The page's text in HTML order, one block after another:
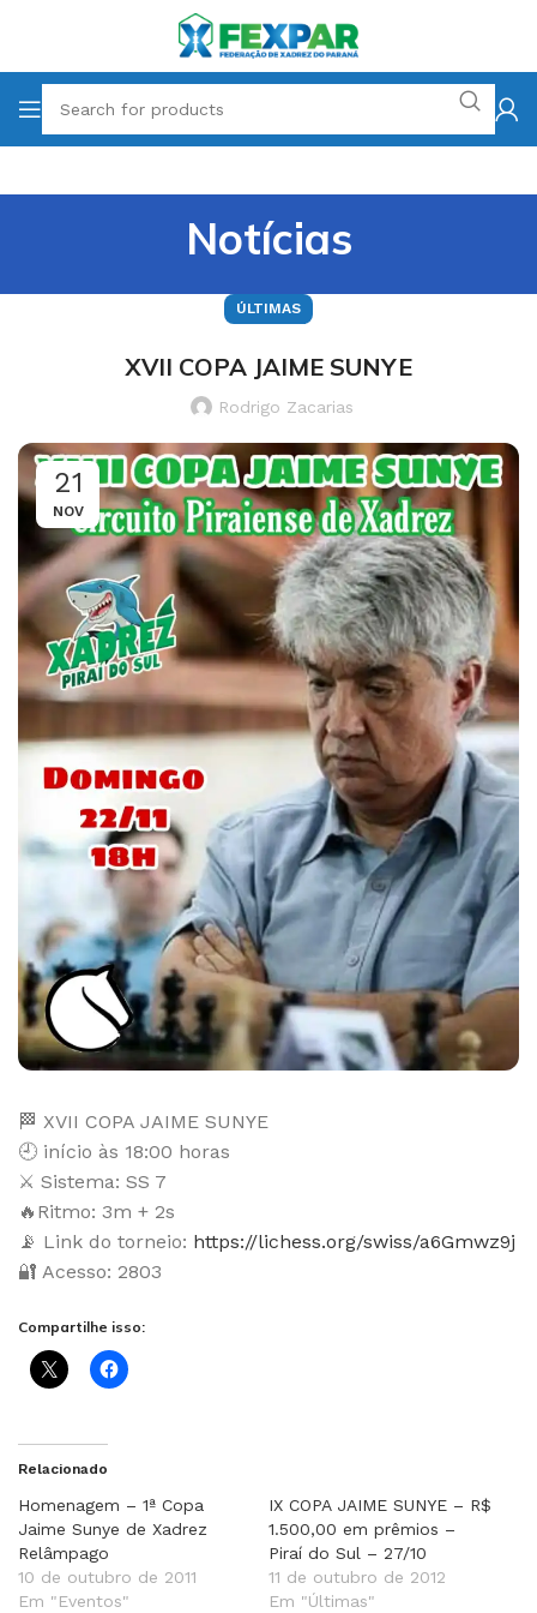
Notícias
ÚLTIMAS
XVII COPA JAIME SUNYE
Rodrigo Zacarias
21
NOV
🏁 XVII COPA JAIME SUNYE
🕘 início às 18:00 horas
⚔ Sistema: SS 7
🔥Ritmo: 3m + 2s
📡 Link do torneio: https://lichess.org/swiss/a6Gmwz9j
🔐 Acesso: 2803
Compartilhe isso:
Relacionado
Homenagem – 1ª Copa
Jaime Sunye de Xadrez
Relâmpago
10 de outubro de 2011
Em "Eventos"
IX COPA JAIME SUNYE – R$
1.500,00 em prêmios –
Piraí do Sul – 27/10
11 de outubro de 2012
Em "Últimas"